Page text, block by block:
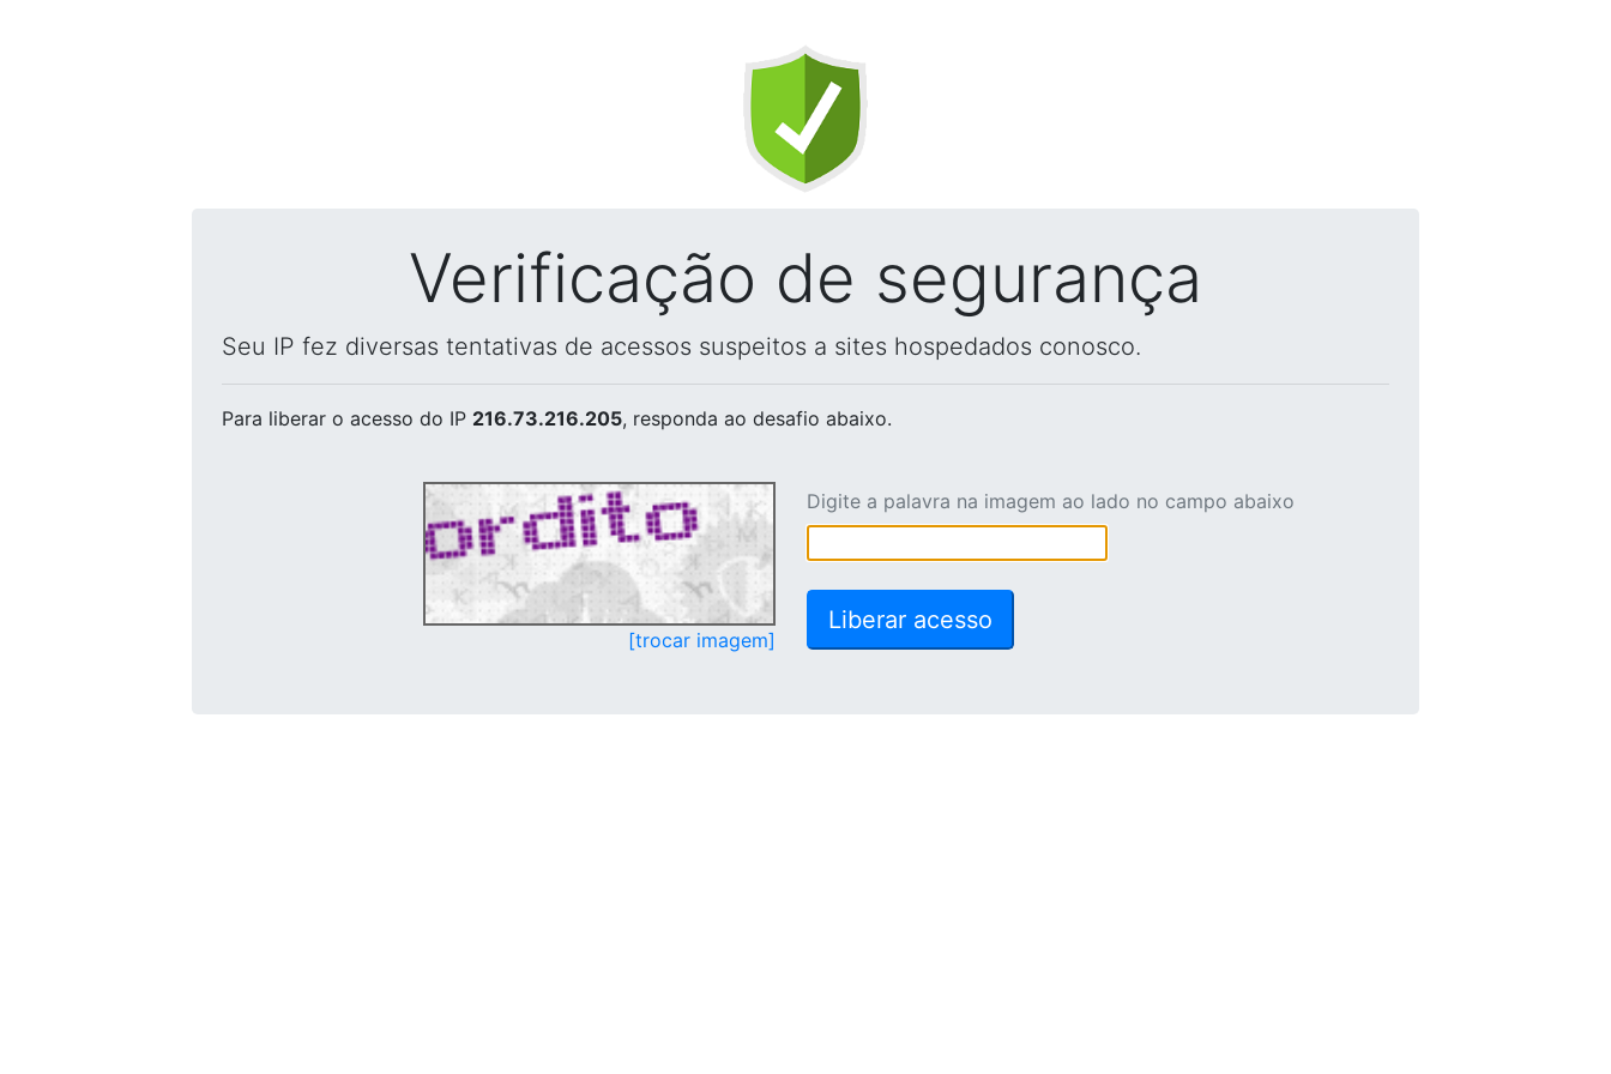
Verificação de segurança
Seu IP fez diversas tentativas de acessos suspeitos a sites hospedados conosco.
Para liberar o acesso do IP 216.73.216.205, responda ao desafio abaixo.
[trocar imagem]
Digite a palavra na imagem ao lado no campo abaixo